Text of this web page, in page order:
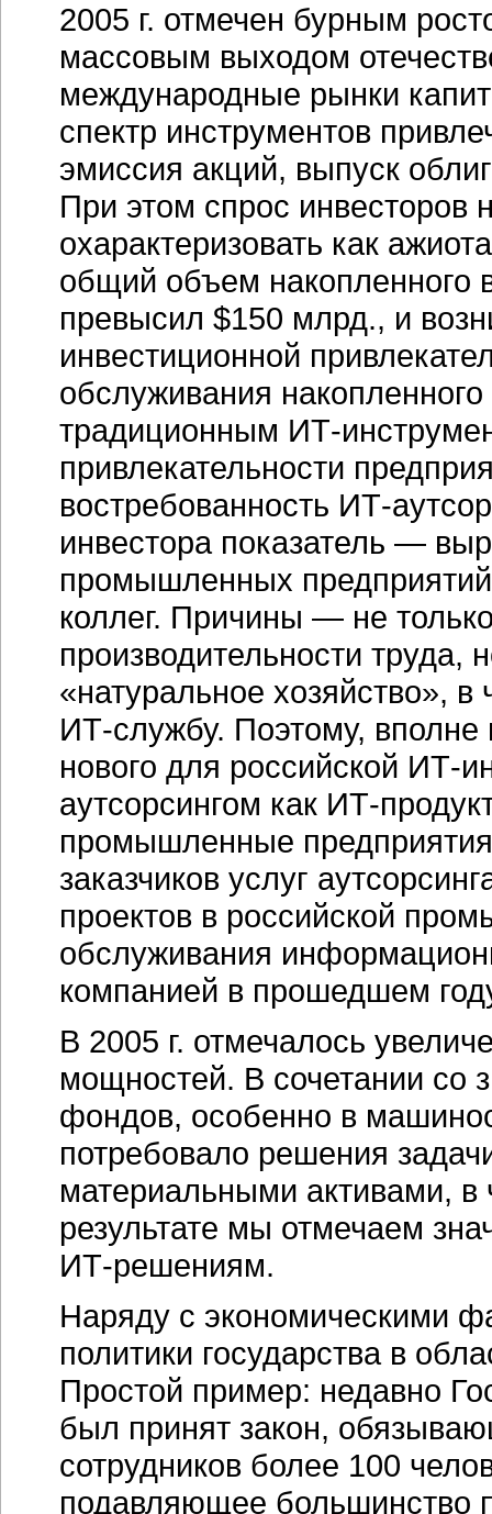
2005 г. отмечен бурным
массовым выходом
международные рынки
спектр инструментов
эмиссия акций, выпуск
При этом спрос инвесторов
охарактеризовать как
общий объем накопленного
превысил $150 млрд., и
инвестиционной
обслуживания
традиционным ИТ-
привлекательности
востребованность ИТ-
инвестора показатель —
промышленных
коллег. Причины — не
производительности труда,
«натуральное хозяйство»,
ИТ-службу. Поэтому, вполне
нового для российской ИТ-
аутсорсингом как ИТ-
промышленные
заказчиков услуг
проектов в российской
обслуживания
компанией в прошедшем
В 2005 г. отмечалось
мощностей. В сочетании со
фондов, особенно в
потребовало решения
материальными активами, в
результате мы отмечаем
ИТ-решениям.
Наряду с экономическими
политики государства в
Простой пример: недавно
был принят закон,
сотрудников более 100
подавляющее большинство